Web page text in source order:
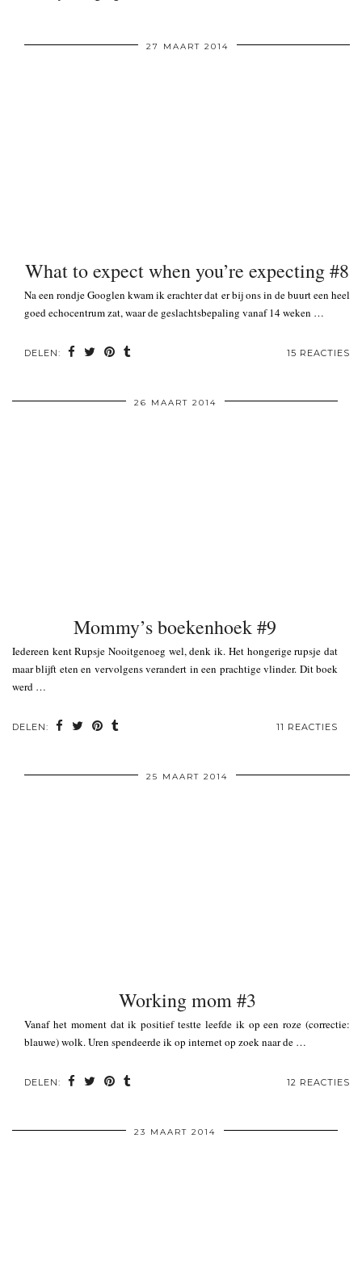
27 MAART 2014
What to expect when you’re expecting #8
Na een rondje Googlen kwam ik erachter dat er bij ons in de buurt een heel
goed echocentrum zat, waar de geslachtsbepaling vanaf 14 weken …
DELEN: 15 REACTIES
26 MAART 2014
Mommy’s boekenhoek #9
Iedereen kent Rupsje Nooitgenoeg wel, denk ik. Het hongerige rupsje dat
maar blijft eten en vervolgens verandert in een prachtige vlinder. Dit boek
werd …
DELEN: 11 REACTIES
25 MAART 2014
Working mom #3
Vanaf het moment dat ik positief testte leefde ik op een roze (correctie:
blauwe) wolk. Uren spendeerde ik op internet op zoek naar de …
DELEN: 12 REACTIES
23 MAART 2014